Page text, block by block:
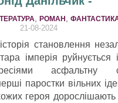
РОМАН
21-08-2024
становлення
імперія руйнується
асфальтну
паростки вільних
героя дорослішають